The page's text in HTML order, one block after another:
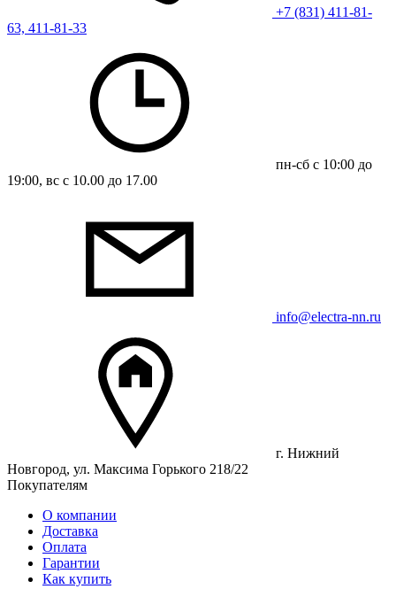
+7 (831) 411-81-
63, 411-81-33
пн-сб с 10:00 до
19:00, вс с 10.00 до 17.00
info@electra-nn.ru
г. Нижний
Новгород, ул. Максима Горького 218/22
Покупателям
О компании
Доставка
Оплата
Гарантии
Как купить